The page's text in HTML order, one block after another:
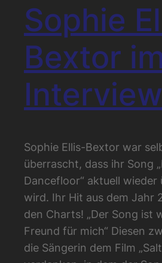
Sophie
Bextor im
Interview
Sophie Ellis-Bextor war
überrascht, dass ihr Song
Dancefloor“ aktuell wieder
wird. Ihr Hit aus dem Jahr
den Charts! „Der Song ist
Freund für mich“ Diesen
die Sängerin dem Film